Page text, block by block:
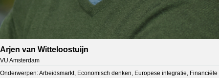
Arjen van Witteloostuijn
VU Amsterdam
Onderwerpen: Arbeidsmarkt, Economisch denken, Europese integratie, Financiële